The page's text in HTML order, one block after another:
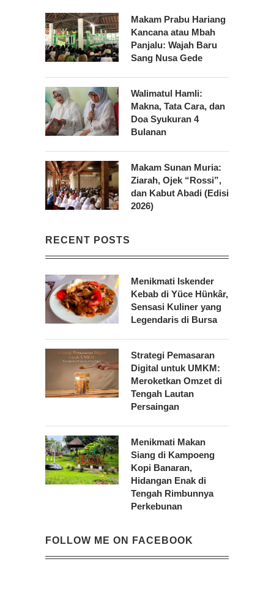
Makam Prabu Hariang
Kancana atau Mbah
Panjalu: Wajah Baru
Sang Nusa Gede
Walimatul Hamli:
Makna, Tata Cara, dan
Doa Syukuran 4
Bulanan
Makam Sunan Muria:
Ziarah, Ojek “Rossi”,
dan Kabut Abadi (Edisi
2026)
RECENT POSTS
Menikmati Iskender
Kebab di Yüce Hünkâr,
Sensasi Kuliner yang
Legendaris di Bursa
Strategi Pemasaran
Digital untuk UMKM:
Meroketkan Omzet di
Tengah Lautan
Persaingan
Menikmati Makan
Siang di Kampoeng
Kopi Banaran,
Hidangan Enak di
Tengah Rimbunnya
Perkebunan
FOLLOW ME ON FACEBOOK